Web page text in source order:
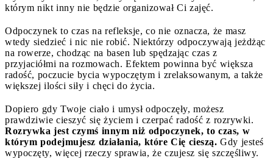
którym nikt inny nie będzie organizował Ci zajęć.
Odpoczynek to czas na refleksje, co nie oznacza, że masz
wtedy siedzieć i nic nie robić. Niektórzy odpoczywają jeżdżąc
na rowerze, chodząc na basen lub spędzając czas z
przyjaciółmi na rozmowach. Efektem powinna być większa
radość, poczucie bycia wypoczętym i zrelaksowanym, a także
większej ilości siły i chęci do życia.
Dopiero gdy Twoje ciało i umysł odpoczęły, możesz
prawdziwie cieszyć się życiem i czerpać radość z rozrywki.
Rozrywka jest czymś innym niż odpoczynek, to czas, w
którym podejmujesz działania, które Cię cieszą. Gdy jesteś
wypoczęty, więcej rzeczy sprawia, że czujesz się szczęśliwy.